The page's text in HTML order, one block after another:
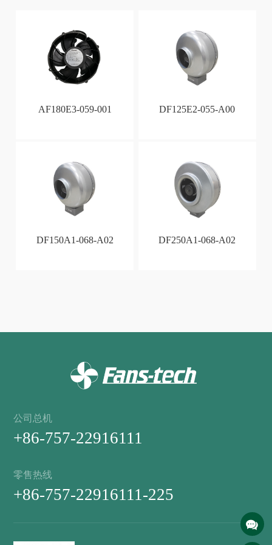
AF180E3-059-001 DF125E2-055-A00
DF150A1-068-A02 DF250A1-068-A02
公司总机
+86-757-22916111
零售热线
+86-757-22916111-225